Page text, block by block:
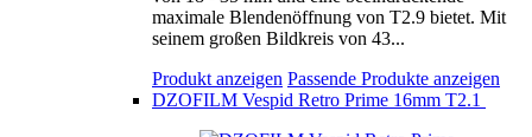
maximale Blendenöffnung von T2.9 bietet. Mit
seinem großen Bildkreis von 43...
Produkt anzeigen Passende Produkte anzeigen
DZOFILM Vespid Retro Prime 16mm T2.1